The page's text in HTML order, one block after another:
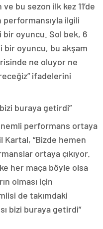
bu sezon ilk kez 11’de
performansıyla ilgili
oyuncu. Sol bek, 6
bir oyuncu, bu akşam
ne oluyor ne
ifadelerini
buraya getirdi”
performans ortaya
Kartal, “Bizde hemen
ortaya çıkıyor.
her maça böyle olsa
olması için
de takımdaki
bizi buraya getirdi”